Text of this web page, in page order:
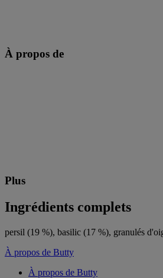
À propos de
Plus
Ingrédients complets
persil (19 %), basilic (17 %), granulés
À propos de Butty
À propos de Butty